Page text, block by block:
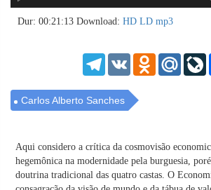
Dur: 00:21:13 Download: HD LD mp3
TelegramVK Odnoklassniki
Mail.Ru
Carlos Alberto Sanches
Aqui considero a crítica da cosmovisão
hegemônica na modernidade pela burguesia,
doutrina tradicional das quatro castas. O